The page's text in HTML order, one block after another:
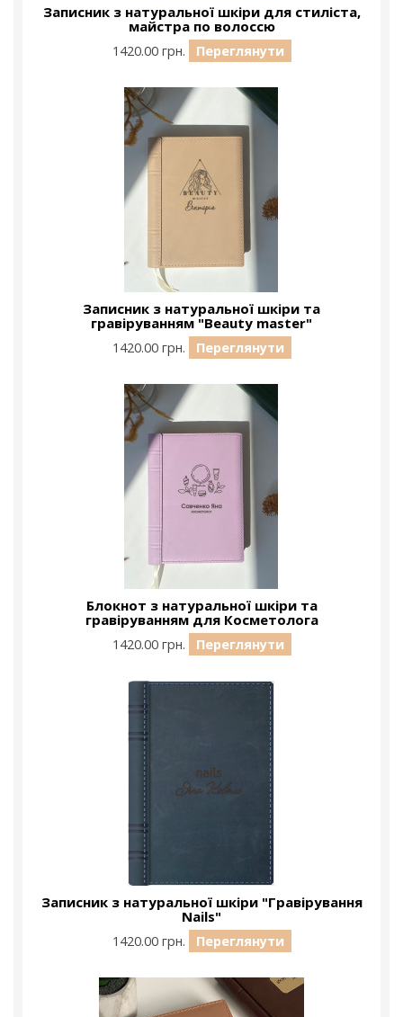
Записник з натуральної шкіри для стиліста,
майстра по волоссю
1420.00 грн. Переглянути
Записник з натуральної шкіри та
гравіруванням "Beauty master"
1420.00 грн. Переглянути
Блокнот з натуральної шкіри та
гравіруванням для Косметолога
1420.00 грн. Переглянути
Записник з натуральної шкіри "Гравірування
Nails"
1420.00 грн. Переглянути